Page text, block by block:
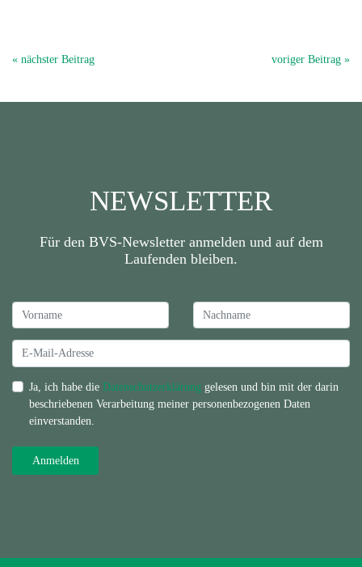
« nächster Beitrag voriger Beitrag »
NEWSLETTER
Für den BVS-Newsletter anmelden und auf dem
Laufenden bleiben.
Ja, ich habe die Datenschutzerklärung gelesen und bin mit der darin
beschriebenen Verarbeitung meiner personenbezogenen Daten
einverstanden.